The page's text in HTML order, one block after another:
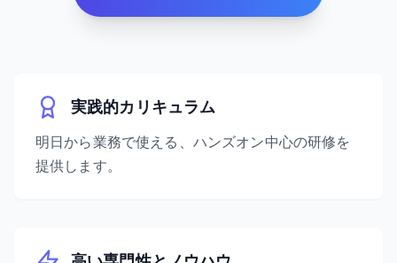
実践的カリキュラム
明日から業務で使える、ハンズオン中心の研修を
提供します。